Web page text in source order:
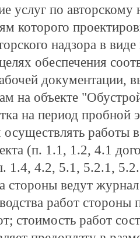
услуг по
которого
надзора в
обеспечения
документации,
на объекте
на период пробной
осуществлять работы
(п. 1.1, 1.2, 4.1
1.4, 4.2, 5.1, 5.2.1,
стороны ведут
работ стороны
стоимость работ